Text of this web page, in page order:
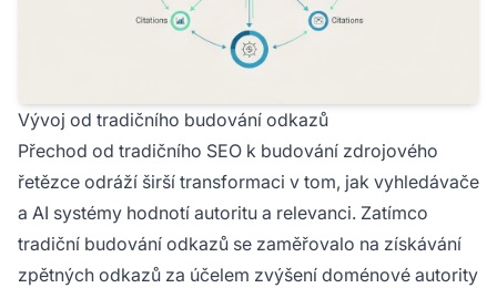
Vývoj od tradičního budování odkazů
Přechod od tradičního SEO k budování zdrojového
řetězce odráží širší transformaci v tom, jak vyhledávače
a AI systémy hodnotí autoritu a relevanci. Zatímco
tradiční budování odkazů se zaměřovalo na získávání
zpětných odkazů za účelem zvýšení doménové autority